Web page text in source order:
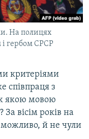
На полицях
гербом СРСР
критеріями
співпраця з
якою мовою
вісім років на
можливо, й не чули